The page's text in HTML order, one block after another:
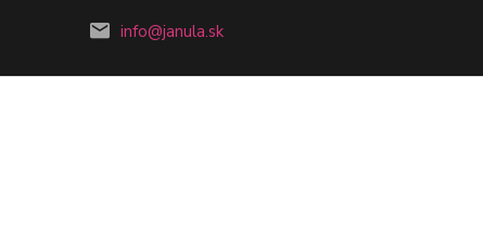
info@janula.sk